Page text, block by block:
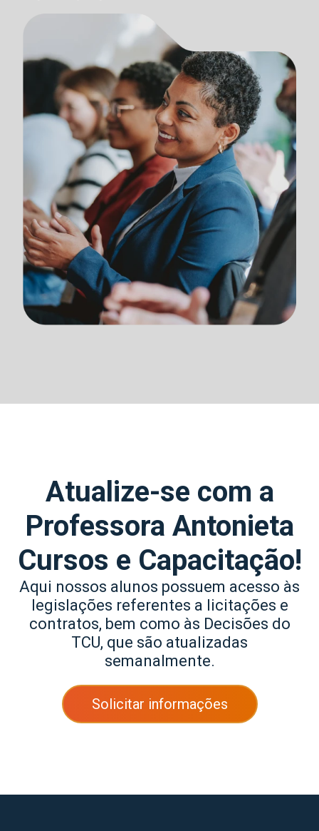
Atualize-se com a
Professora Antonieta
Cursos e Capacitação!
Aqui nossos alunos possuem acesso às
legislações referentes a licitações e
contratos, bem como às Decisões do
TCU, que são atualizadas
semanalmente.
Solicitar informações